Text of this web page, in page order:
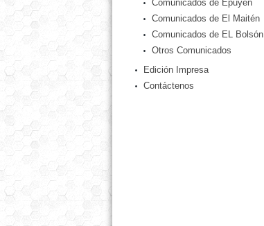
Comunicados de Epuyén
Comunicados de El Maitén
Comunicados de EL Bolsón
Otros Comunicados
Edición Impresa
Contáctenos